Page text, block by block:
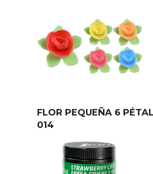
FLOR PEQUEÑA 6
014